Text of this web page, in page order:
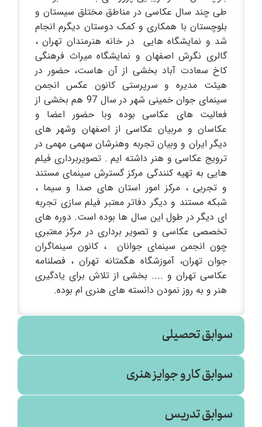
طی چند سال عکاسی در مناطق مختلق سیستان و
بلوچستان با همکاری و کمک دوستان دیگرم انجام
شد و نمایشگاه هایی در خانه هنرمندان تهران ،
گالری نگرش اصفهان و نمایشگاه میراث فرهنگی
کاخ سعادت آباد بخشی از آن هاست، حضور در
هیئت مدیره و سرپرستی کانون عکس انجمن
سینمای جوان خمینی شهر در سال 97 هم بخشی از
فعالیت های عکاسی بوده وبا حضور اعضا و
عکاسان و مربیان عکاسی از اصفهان وشهر های
دیگر ایران و وبیان تجربه وهنرشان سهمی مهمی در
ترویج عکاسی و هنر داشته ایم . تصویربرداری فیلم
هایی به تهیه کنندگی مرکز گسترش سینمای مستند
و تجربی ، مرکز امور استان های صدا و سیما ،
شبکه مستند و دیگر دفاتر معتبر فیلم سازی تجربه
ای دیگر در طول این سال ها بوده است. دوره های
تخصصی عکاسی و تصویر برداری در مرکز معتبری
چون انجمن سینمای جوانان ، کانون سینماگران
جوان تهران، آموزشگاه هگمتانه تهران ، فصلنامه
عکاسی تهران و .... بخشی از تلاش برای یادگیری
هنر و به روز نمودن دانسته های هنری ام بوده.
سوابق تحصیلی
تصویربرداری
فرهنگ و هنر (۱۳۹۹)
سوابق کار و جوایز هنری
سوابق تدریس